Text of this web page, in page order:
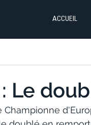
ACCUEIL
Le
Championne